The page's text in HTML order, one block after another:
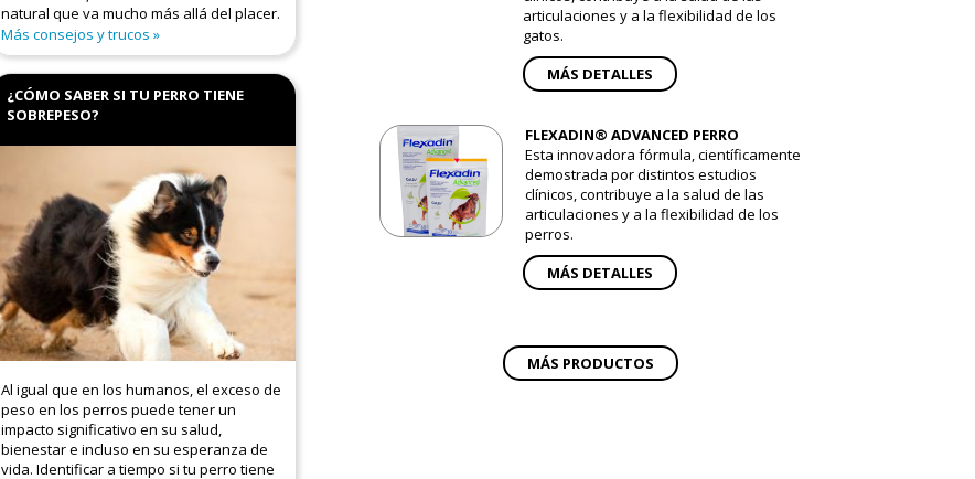
natural que va mucho más allá del placer.
Más consejos y trucos
¿CÓMO SABER SI TU PERRO TIENE
SOBREPESO?
Al igual que en los humanos, el exceso de
peso en los perros puede tener un
impacto significativo en su salud,
bienestar e incluso en su esperanza de
vida. Identificar a tiempo si tu perro tiene
articulaciones y a la flexibilidad de los
gatos.
MÁS DETALLES
FLEXADIN® ADVANCED PERRO
Esta innovadora fórmula, científicamente
demostrada por distintos estudios
clínicos, contribuye a la salud de las
articulaciones y a la flexibilidad de los
perros.
MÁS DETALLES
MÁS PRODUCTOS